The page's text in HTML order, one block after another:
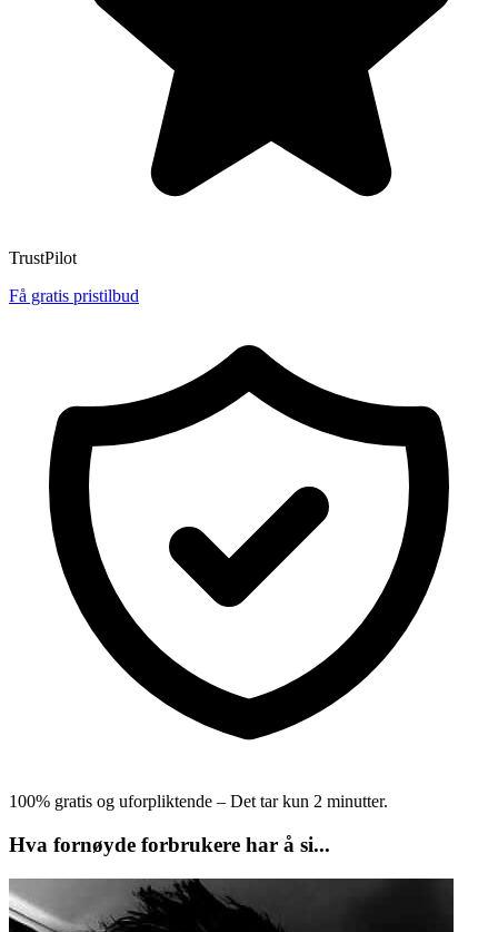
TrustPilot
Få gratis pristilbud
100% gratis og uforpliktende – Det tar kun 2 minutter.
Hva fornøyde forbrukere har å si...